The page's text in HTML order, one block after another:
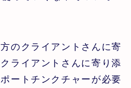
のクライアントさんに寄
ライアントさんに寄り添
ートチンクチャーが必要